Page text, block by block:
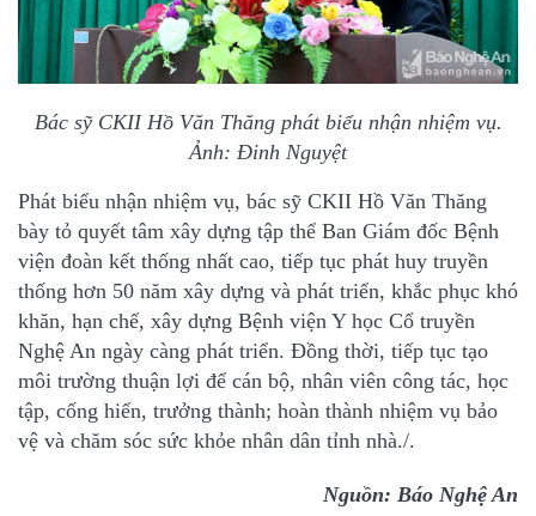
Bác sỹ CKII Hồ Văn Thăng phát biểu nhận nhiệm vụ.
Ảnh: Đinh Nguyệt
Phát biểu nhận nhiệm vụ, bác sỹ CKII Hồ Văn Thăng
bày tỏ quyết tâm xây dựng tập thể Ban Giám đốc Bệnh
viện đoàn kết thống nhất cao, tiếp tục phát huy truyền
thống hơn 50 năm xây dựng và phát triển, khắc phục khó
khăn, hạn chế, xây dựng Bệnh viện Y học Cổ truyền
Nghệ An ngày càng phát triển. Đồng thời, tiếp tục tạo
môi trường thuận lợi để cán bộ, nhân viên công tác, học
tập, cống hiến, trưởng thành; hoàn thành nhiệm vụ bảo
vệ và chăm sóc sức khỏe nhân dân tỉnh nhà./.
Nguồn: Báo Nghệ An